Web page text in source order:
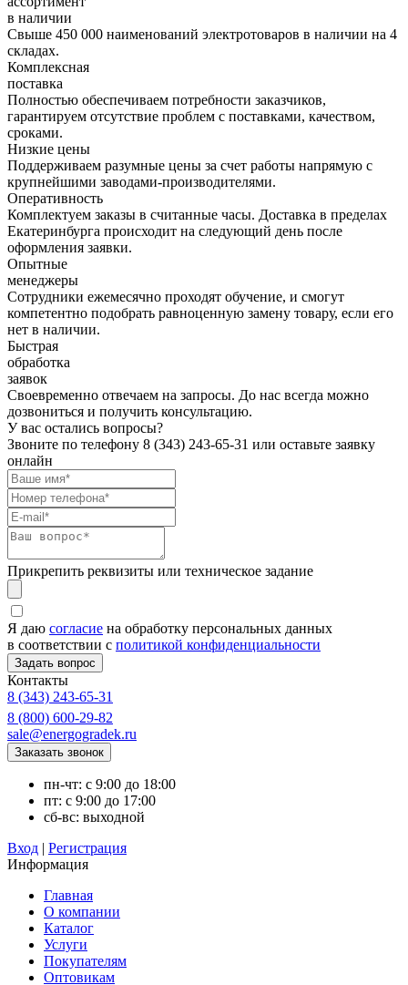
в наличии
Свыше 450 000 наименований электротоваров в наличии на 4
складах.
Комплексная
поставка
Полностью обеспечиваем потребности заказчиков,
гарантируем отсутствие проблем с поставками, качеством,
сроками.
Низкие цены
Поддерживаем разумные цены за счет работы напрямую с
крупнейшими заводами-производителями.
Оперативность
Комплектуем заказы в считанные часы. Доставка в пределах
Екатеринбурга происходит на следующий день после
оформления заявки.
Опытные
менеджеры
Сотрудники ежемесячно проходят обучение, и смогут
компетентно подобрать равноценную замену товару, если его
нет в наличии.
Быстрая
обработка
заявок
Своевременно отвечаем на запросы. До нас всегда можно
дозвониться и получить консультацию.
У вас остались вопросы?
Звоните по телефону 8 (343) 243-65-31 или оставьте заявку
онлайн
Прикрепить реквизиты или техническое задание
Я даю согласие на обработку персональных данных
в соответствии с политикой конфиденциальности
Контакты
8 (343) 243-65-31
8 (800) 600-29-82
sale@energogradek.ru
пн-чт: с 9:00 до 18:00
пт: с 9:00 до 17:00
сб-вс: выходной
Вход | Регистрация
Информация
Главная
О компании
Каталог
Услуги
Покупателям
Оптовикам